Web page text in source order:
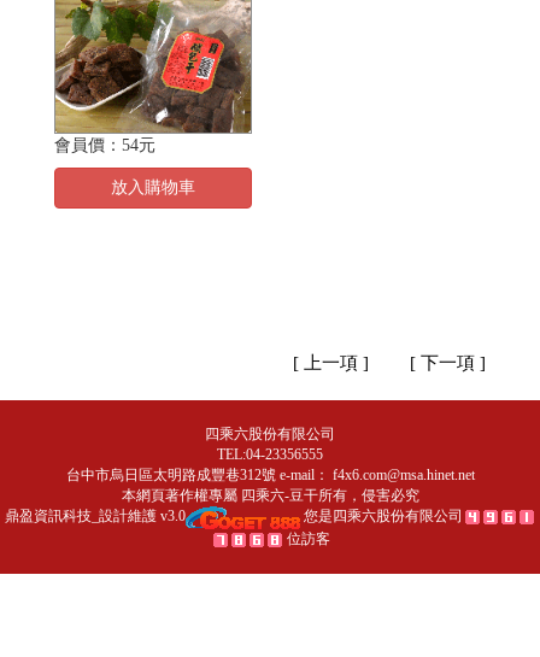
會員價：54元
放入購物車
[ 上一項 ] [ 下一項 ]
四乘六股份有限公司
TEL:04-23356555
台中市烏日區太明路成豐巷312號 e-mail： f4x6.com@msa.hinet.net
本網頁著作權專屬四乘六-豆干所有，侵害必究
鼎盈資訊科技_設計維護 v3.0
您是四乘六股份有限公司
位訪客